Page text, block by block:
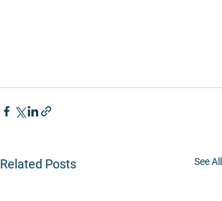
Related Posts See All